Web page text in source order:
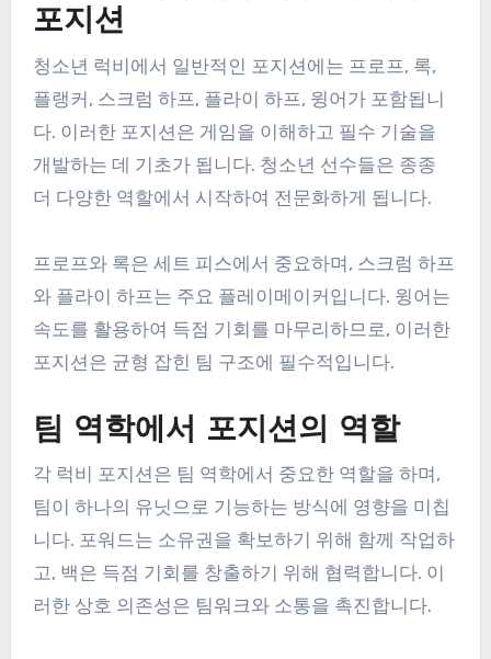
포지션
청소년 럭비에서 일반적인 포지션에는 프로프, 록,
플랭커, 스크럼 하프, 플라이 하프, 윙어가 포함됩니
다. 이러한 포지션은 게임을 이해하고 필수 기술을
개발하는 데 기초가 됩니다. 청소년 선수들은 종종
더 다양한 역할에서 시작하여 전문화하게 됩니다.
프로프와 록은 세트 피스에서 중요하며, 스크럼 하프
와 플라이 하프는 주요 플레이메이커입니다. 윙어는
속도를 활용하여 득점 기회를 마무리하므로, 이러한
포지션은 균형 잡힌 팀 구조에 필수적입니다.
팀 역학에서 포지션의 역할
각 럭비 포지션은 팀 역학에서 중요한 역할을 하며,
팀이 하나의 유닛으로 기능하는 방식에 영향을 미칩
니다. 포워드는 소유권을 확보하기 위해 함께 작업하
고, 백은 득점 기회를 창출하기 위해 협력합니다. 이
러한 상호 의존성은 팀워크와 소통을 촉진합니다.